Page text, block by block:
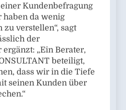
Kundenbefragung
haben da wenig
verstellen“, sagt
der
„Ein Berater,
beteiligt,
dass wir in die Tiefe
seinen Kunden über